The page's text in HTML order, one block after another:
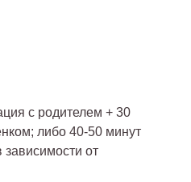
с родителем + 30
либо 40-50 минут
зависимости от